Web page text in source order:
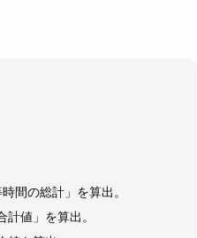
間の総計」を算出。
値」を算出。